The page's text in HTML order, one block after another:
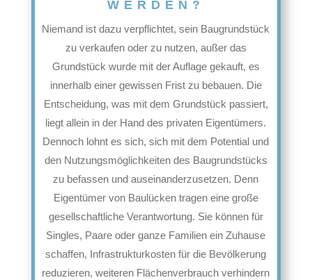
WERDEN?
Niemand ist dazu verpflichtet, sein Baugrundstück
zu verkaufen oder zu nutzen, außer das
Grundstück wurde mit der Auflage gekauft, es
innerhalb einer gewissen Frist zu bebauen. Die
Entscheidung, was mit dem Grundstück passiert,
liegt allein in der Hand des privaten Eigentümers.
Dennoch lohnt es sich, sich mit dem Potential und
den Nutzungsmöglichkeiten des Baugrundstücks
zu befassen und auseinanderzusetzen. Denn
Eigentümer von Baulücken tragen eine große
gesellschaftliche Verantwortung. Sie können für
Singles, Paare oder ganze Familien ein Zuhause
schaffen, Infrastrukturkosten für die Bevölkerung
reduzieren, weiteren Flächenverbrauch verhindern